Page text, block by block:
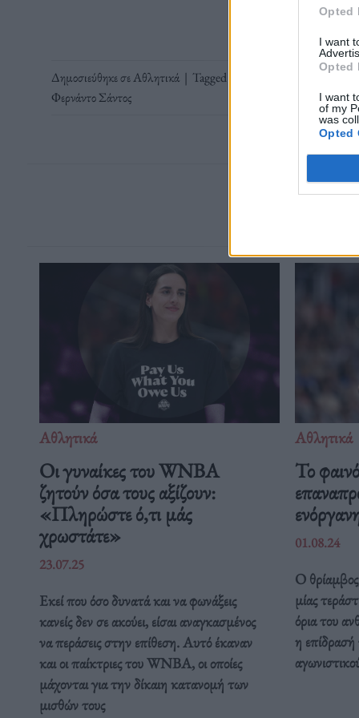
Opted
I want
Opted
I want
of my
was
Opted
Δημοσιεύθηκε σεΑθλητικά | Tagged Εν Νεσίρι
Φερνάντο Σάντος
Αθλητικά
Οι γυναίκες του WNBA
ζητούν όσα τους αξίζουν:
«Πληρώστε ό,τι μάς
χρωστάτε»
23.07.25
Εκεί που όσο δυνατά και να φωνάξεις
κανείς δεν σε ακούει, είσαι αναγκασμένος
να περάσεις στην επίθεση. Αυτό έκαναν
και οι παίκτριες του WNBA, οι οποίες
μάχονται για την δίκαιη κατανομή των
μισθών τους
Αθλητικά
Το
01.08.24
Ο
μίας
όρια του
η επίδρασή